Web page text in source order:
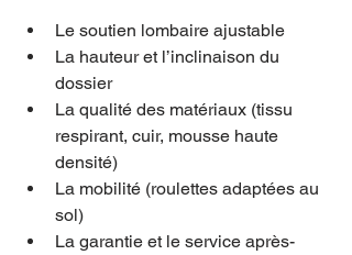
Le soutien lombaire ajustable
La hauteur et l’inclinaison du
dossier
La qualité des matériaux (tissu
respirant, cuir, mousse haute
densité)
La mobilité (roulettes adaptées au
sol)
La garantie et le service après-